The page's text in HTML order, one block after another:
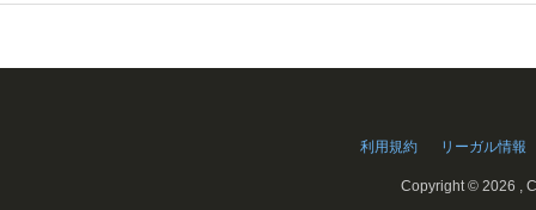
利用規約 リーガル情報
Copyright ©2026 ,